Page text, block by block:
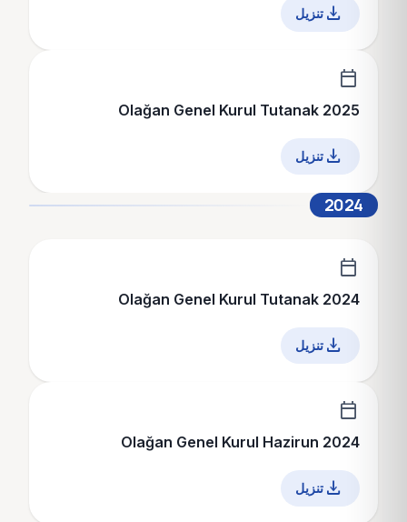
download
calendar_today
2025 Olağan Genel Kurul Tutanak
download
2024
calendar_today
2024 Olağan Genel Kurul Tutanak
download
calendar_today
2024 Olağan Genel Kurul Hazirun
download